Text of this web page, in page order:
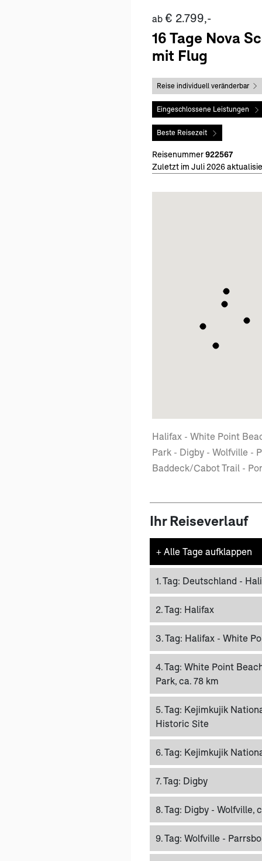
ab € 2.799,-
16 Tage Nova
mit Flug
Reise individuell veränderbar
Eingeschlossene Leistungen
Beste Reisezeit
Reisenummer922567
Zuletzt im Juli 2026
Halifax - White Point
Park - Digby - Wolfville -
Baddeck/Cabot Trail -
Ihr Reiseverlauf
+ Alle Tage aufklappen
1. Tag: Deutschland -
2. Tag: Halifax
3. Tag: Halifax - White
4. Tag: White Point
Park, ca. 78 km
5. Tag: Kejimkujik
Historic Site
6. Tag: Kejimkujik
7. Tag: Digby
8. Tag: Digby - Wolfville,
9. Tag: Wolfville -